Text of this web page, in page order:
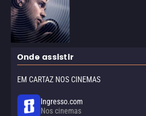
Onde assistir
EM CARTAZ NOS CINEMAS
Ingresso.com
Nos cinemas